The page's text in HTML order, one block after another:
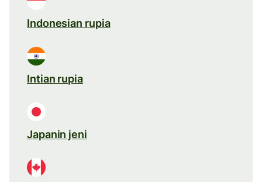
Indonesian rupia
Intian rupia
Japanin jeni